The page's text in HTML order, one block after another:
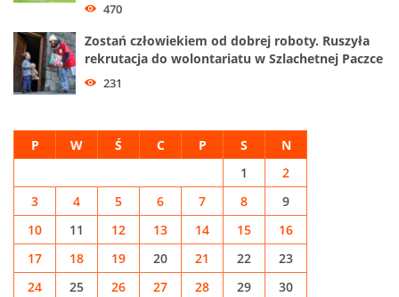
470
Zostań człowiekiem od dobrej roboty. Ruszyła
rekrutacja do wolontariatu w Szlachetnej Paczce
231
P W Ś C P S N
1
2
3
4 5 6 7 8
9
10
11 12 13 14 15
16
17
18 19 20 21 22
23
24
25 26 27 28 29 30